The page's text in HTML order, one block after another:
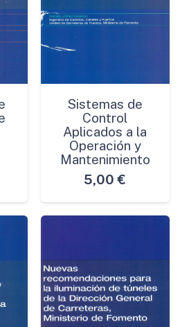
Sistemas de
Control
Aplicados a la
Operación y
Mantenimiento
5,00 €